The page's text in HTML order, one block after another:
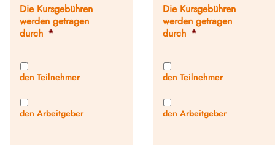
Die Kursgebühren
werden getragen
durch *
den Teilnehmer
den Arbeitgeber
Die Kursgebühren
werden getragen
durch *
den Teilnehmer
den Arbeitgeber